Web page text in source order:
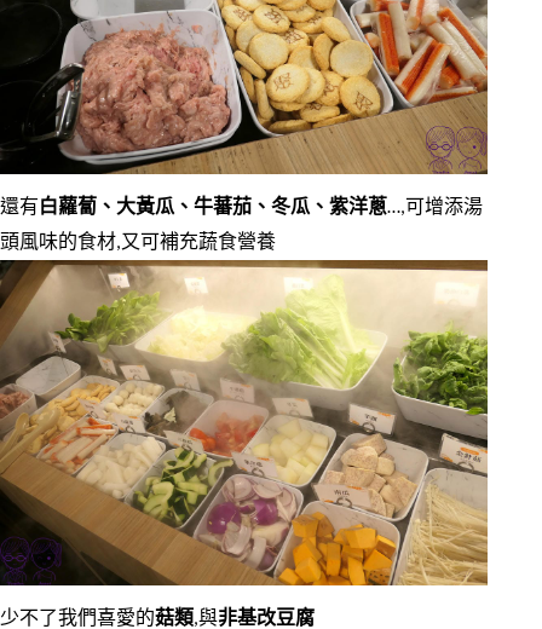
還有 白蘿蔔、大黃瓜、牛蕃茄、冬瓜、紫洋蔥…,可增添湯
頭風味的食材,又可補充蔬食營養
少不了我們喜愛的菇類,與非基改豆腐